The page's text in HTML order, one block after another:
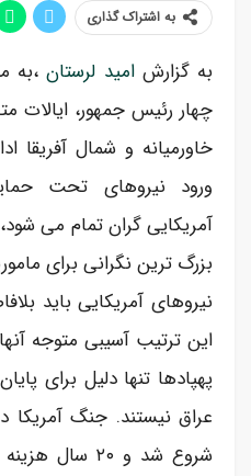
به اشتراک گذاری
به گزارشامید لرستان،به
چهار رئیس جمهور، ایالات
خاورمیانه و شمال آفریقا
ورود نیروهای تحت
آمریکایی گران تمام می
بزرگ ترین نگرانی برای
نیروهای آمریکایی باید
این ترتیب آسیبی متوجه
پهپادها تنها دلیل برای
عراق نیستند. جنگ آمریکا
شروع شد و ۲۰